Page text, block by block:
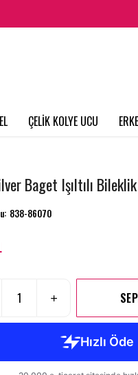
ÇELİK KOLYE UCU
Baget Işıltılı Bileklik
: 838-86070